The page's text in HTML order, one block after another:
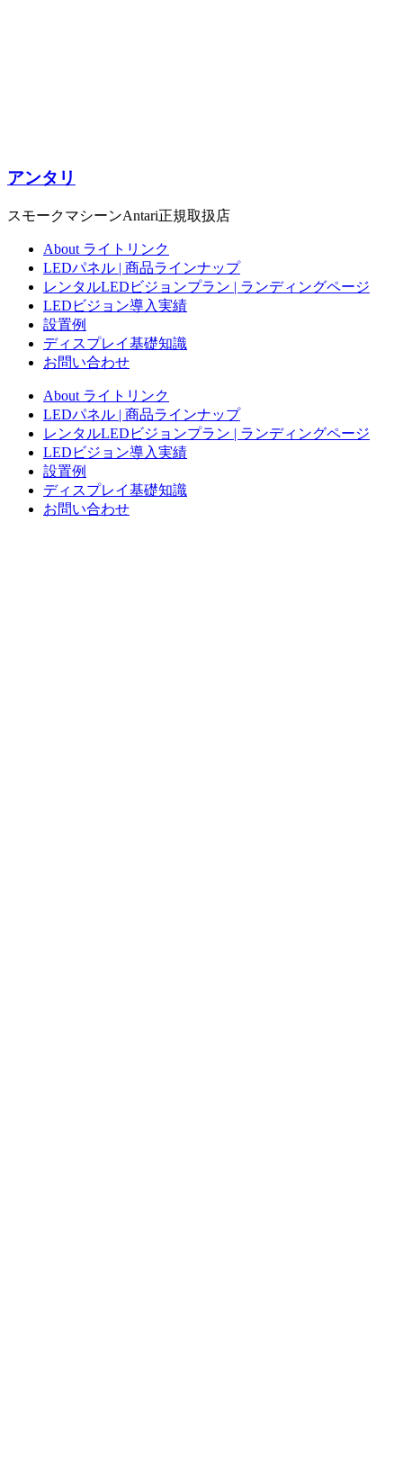
アンタリ
スモークマシーンAntari正規取扱店
About ライトリンク
LEDパネル | 商品ラインナップ
レンタルLEDビジョンプラン | ランディングページ
LEDビジョン導入実績
設置例
ディスプレイ基礎知識
お問い合わせ
About ライトリンク
LEDパネル | 商品ラインナップ
レンタルLEDビジョンプラン | ランディングページ
LEDビジョン導入実績
設置例
ディスプレイ基礎知識
お問い合わせ